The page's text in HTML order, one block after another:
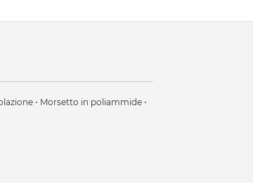
• Morsetto in poliammide •